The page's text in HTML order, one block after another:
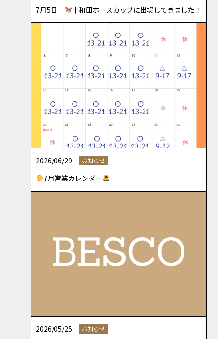
7月5日 十和田ホースカップに出場してきました！
2026/06/29 お知らせ
7月営業カレンダー
2026/05/25 お知らせ